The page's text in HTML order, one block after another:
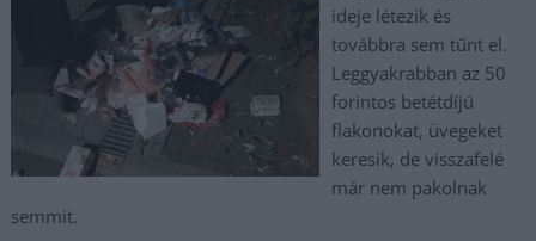
ideje létezik és
továbbra sem tűnt el.
Leggyakrabban az 50
forintos betétdíjú
flakonokat, üvegeket
keresik, de visszafelé
már nem pakolnak
semmit.